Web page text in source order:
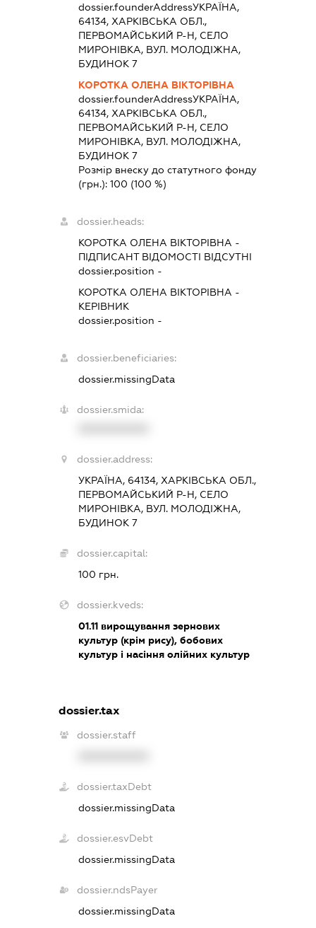
dossier.founderAddressУКРАЇНА,
64134, ХАРКІВСЬКА ОБЛ.,
ПЕРВОМАЙСЬКИЙ Р-Н, СЕЛО
МИРОНІВКА, ВУЛ. МОЛОДІЖНА,
БУДИНОК 7
КОРОТКА ОЛЕНА ВІКТОРІВНА
dossier.founderAddressУКРАЇНА,
64134, ХАРКІВСЬКА ОБЛ.,
ПЕРВОМАЙСЬКИЙ Р-Н, СЕЛО
МИРОНІВКА, ВУЛ. МОЛОДІЖНА,
БУДИНОК 7
Розмір внеску до статутного фонду
(грн.): 100 (100 %)
dossier.heads:
КОРОТКА ОЛЕНА ВІКТОРІВНА -
ПІДПИСАНТВІДОМОСТІ ВІДСУТНІ
dossier.position -
КОРОТКА ОЛЕНА ВІКТОРІВНА -
КЕРІВНИК
dossier.position -
dossier.beneficiaries:
dossier.missingData
dossier.smida:
dossier.address:
УКРАЇНА, 64134, ХАРКІВСЬКА ОБЛ.,
ПЕРВОМАЙСЬКИЙ Р-Н, СЕЛО
МИРОНІВКА, ВУЛ. МОЛОДІЖНА,
БУДИНОК 7
dossier.capital:
100 грн.
dossier.kveds:
01.11вирощування зернових
культур (крім рису), бобових
культур і насіння олійних культур
dossier.tax
dossier.staff
dossier.taxDebt
dossier.missingData
dossier.esvDebt
dossier.missingData
dossier.ndsPayer
dossier.missingData